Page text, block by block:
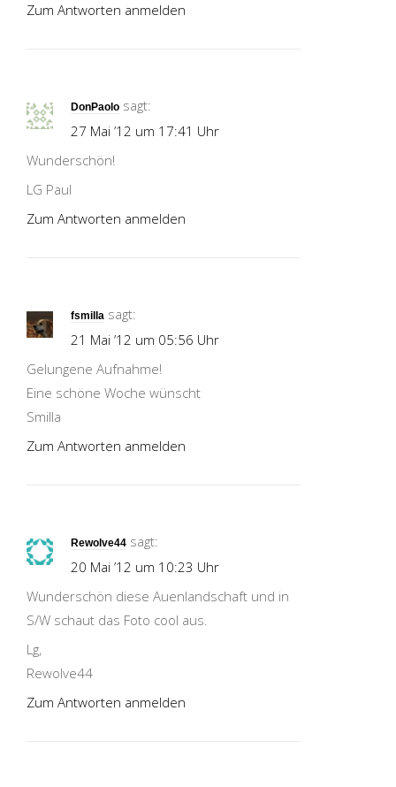
Zum Antworten anmelden
DonPaolo sagt:
27 Mai ’12 um 17:41 Uhr
Wunderschön!
LG Paul
Zum Antworten anmelden
fsmilla sagt:
21 Mai ’12 um 05:56 Uhr
Gelungene Aufnahme!
Eine schöne Woche wünscht
Smilla
Zum Antworten anmelden
Rewolve44 sagt:
20 Mai ’12 um 10:23 Uhr
Wunderschön diese Auenlandschaft und in
S/W schaut das Foto cool aus.
Lg,
Rewolve44
Zum Antworten anmelden